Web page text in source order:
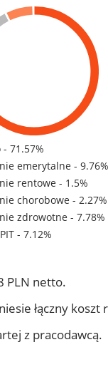
71.57%
emerytalne - 9.76%
rentowe - 1.5%
chorobowe - 2.27%
zdrowotne - 7.78%
- 7.12%
PLN netto.
łączny
z pracodawcą.